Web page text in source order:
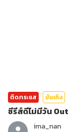
ติดกระแส บันเทิง
ซีรีส์ดีไม่มีวัน
ima_nan